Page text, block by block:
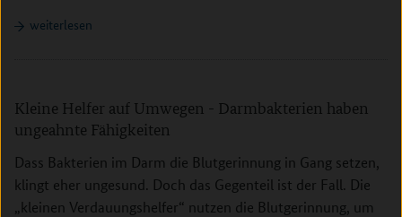
weiterlesen
Kleine Helfer auf Umwegen - Darmbakterien haben
ungeahnte Fähigkeiten
Dass Bakterien im Darm die Blutgerinnung in Gang setzen,
klingt eher ungesund. Doch das Gegenteil ist der Fall. Die
„kleinen Verdauungshelfer“ nutzen die Blutgerinnung, um